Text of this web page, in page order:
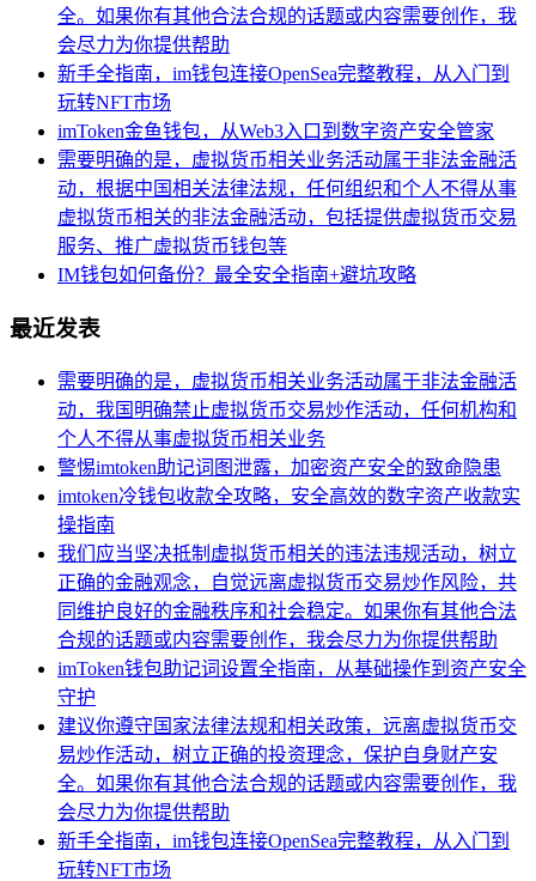
全。如果你有其他合法合规的话题或内容需要创作，我
会尽力为你提供帮助
新手全指南，im钱包连接OpenSea完整教程，从入门到
玩转NFT市场
imToken金鱼钱包，从Web3入口到数字资产安全管家
需要明确的是，虚拟货币相关业务活动属于非法金融活
动，根据中国相关法律法规，任何组织和个人不得从事
虚拟货币相关的非法金融活动，包括提供虚拟货币交易
服务、推广虚拟货币钱包等
IM钱包如何备份？最全安全指南+避坑攻略
最近发表
需要明确的是，虚拟货币相关业务活动属于非法金融活
动，我国明确禁止虚拟货币交易炒作活动，任何机构和
个人不得从事虚拟货币相关业务
警惕imtoken助记词图泄露，加密资产安全的致命隐患
imtoken冷钱包收款全攻略，安全高效的数字资产收款实
操指南
我们应当坚决抵制虚拟货币相关的违法违规活动，树立
正确的金融观念，自觉远离虚拟货币交易炒作风险，共
同维护良好的金融秩序和社会稳定。如果你有其他合法
合规的话题或内容需要创作，我会尽力为你提供帮助
imToken钱包助记词设置全指南，从基础操作到资产安全
守护
建议你遵守国家法律法规和相关政策，远离虚拟货币交
易炒作活动，树立正确的投资理念，保护自身财产安
全。如果你有其他合法合规的话题或内容需要创作，我
会尽力为你提供帮助
新手全指南，im钱包连接OpenSea完整教程，从入门到
玩转NFT市场